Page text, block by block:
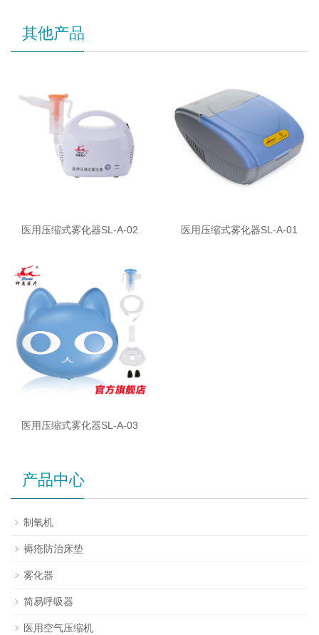
其他产品
医用压缩式雾化器SL-A-02 医用压缩式雾化器SL-A-01
医用压缩式雾化器SL-A-03
产品中心
制氧机
褥疮防治床垫
雾化器
简易呼吸器
医用空气压缩机